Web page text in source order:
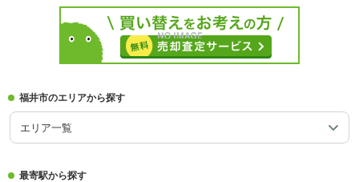
福井市のエリアから探す
エリア一覧
最寄駅から探す